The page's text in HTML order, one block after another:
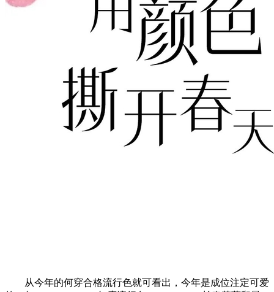
从今年的何穿合格流行色就可看出，今年是成位注定可爱